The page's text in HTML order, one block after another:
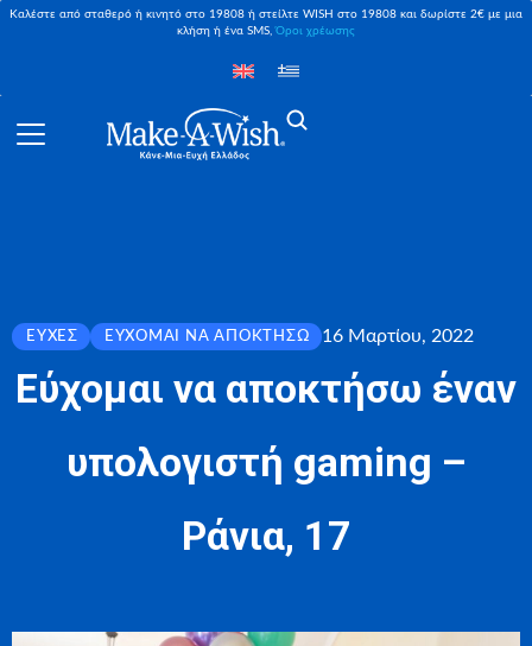
Καλέστε από σταθερό ή κινητό στο 19808 ή στείλτε WISH στο 19808 και δωρίστε 2€ με μια
κλήση ή ένα SMS,Όροι χρέωσης
ΕΥΧΈΣ ΕΎΧΟΜΑΙ ΝΑ ΑΠΟΚΤΉΣΩ 16 Μαρτίου, 2022
Εύχομαι να αποκτήσω έναν
υπολογιστή gaming –
Ράνια, 17